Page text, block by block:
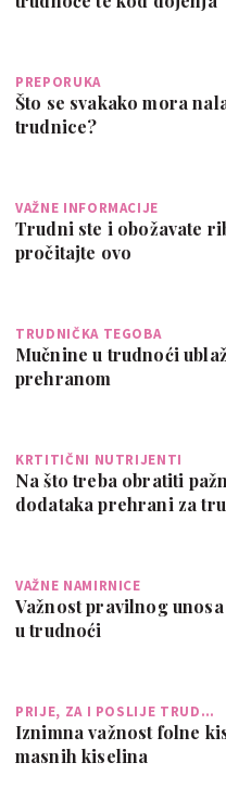
PREPORUKA
Što se svakako mora
trudnice?
VAŽNE INFORMACIJE
Trudni ste i obožavate
pročitajte ovo
TRUDNIČKA TEGOBA
Mučnine u trudnoći
prehranom
KRTITIČNI NUTRIJENTI
Na što treba obratiti
dodataka prehrani za
VAŽNE NAMIRNICE
Važnost pravilnog
u trudnoći
PRIJE, ZA I POSLIJE TRUD…
Iznimna važnost folne
masnih kiselina